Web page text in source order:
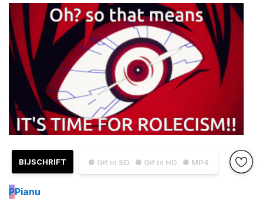
● Gif in SD ● Gif in HD ● MP4
BIJSCHRIFT
PPianu